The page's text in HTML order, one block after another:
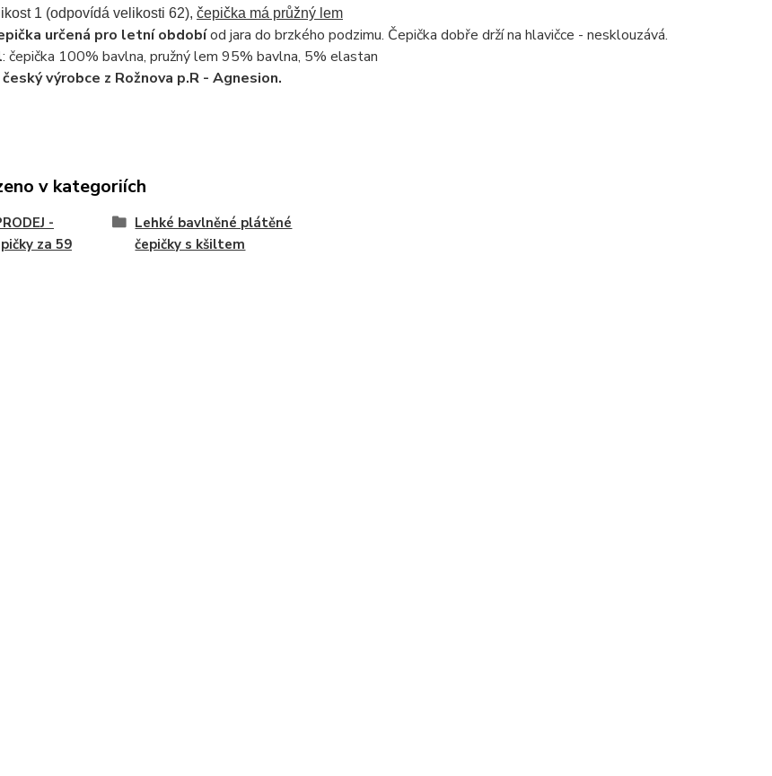
1 (odpovídá velikosti 62), čepička má průžný lem
určená pro letní obdobíod jara do brzkého podzimu. Čepička dobře drží na hlavičce - nesklouzává.
: čepička 100% bavlna, pružný lem 95% bavlna, 5% elastan
výrobce z Rožnova p.R - Agnesion.
v kategoriích
-
za 59
Lehké bavlněné plátěné
čepičky s kšiltem